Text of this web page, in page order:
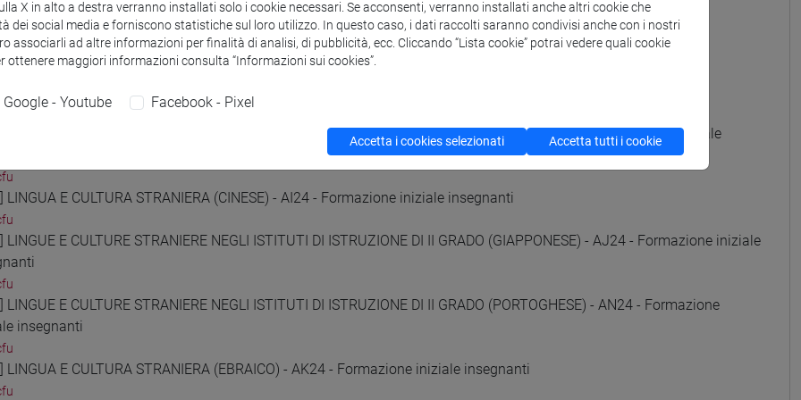
LINGUA E CULTURA STRANIERA (INGLESE) - AB24 - Formazione iniziale insegnanti
LINGUA E CULTURA STRANIERA (SPAGNOLO) - AC24 - Formazione iniziale insegnanti
LINGUE E CULTURE STRANIERE NEGLI ISTITUTI DI ISTRUZIONE DI II GRADO (RUSSO) - AE24 - Formazione iniziale
LINGUA E CULTURA STRANIERA (CINESE) - AI24 - Formazione iniziale insegnanti
LINGUE E CULTURE STRANIERE NEGLI ISTITUTI DI ISTRUZIONE DI II GRADO (GIAPPONESE) - AJ24 - Formazione iniziale
LINGUE E CULTURE STRANIERE NEGLI ISTITUTI DI ISTRUZIONE DI II GRADO (PORTOGHESE) - AN24 - Formazione
insegnanti
LINGUA E CULTURA STRANIERA (EBRAICO) - AK24 - Formazione iniziale insegnanti
X in alto a destra verranno installati solo i cookie necessari. Se acconsenti, verranno installati anche altri cookie che
dei social media e forniscono statistiche sul loro utilizzo. In questo caso, i dati raccolti saranno condivisi anche con i nostri
associarli ad altre informazioni per finalità di analisi, di pubblicità, ecc. Cliccando “Lista cookie” potrai vedere quali cookie
ottenere maggiori informazioni consulta “Informazioni sui cookies”.
Google - Youtube Facebook - Pixel
Accetta i cookies selezionati Accetta tutti i cookie